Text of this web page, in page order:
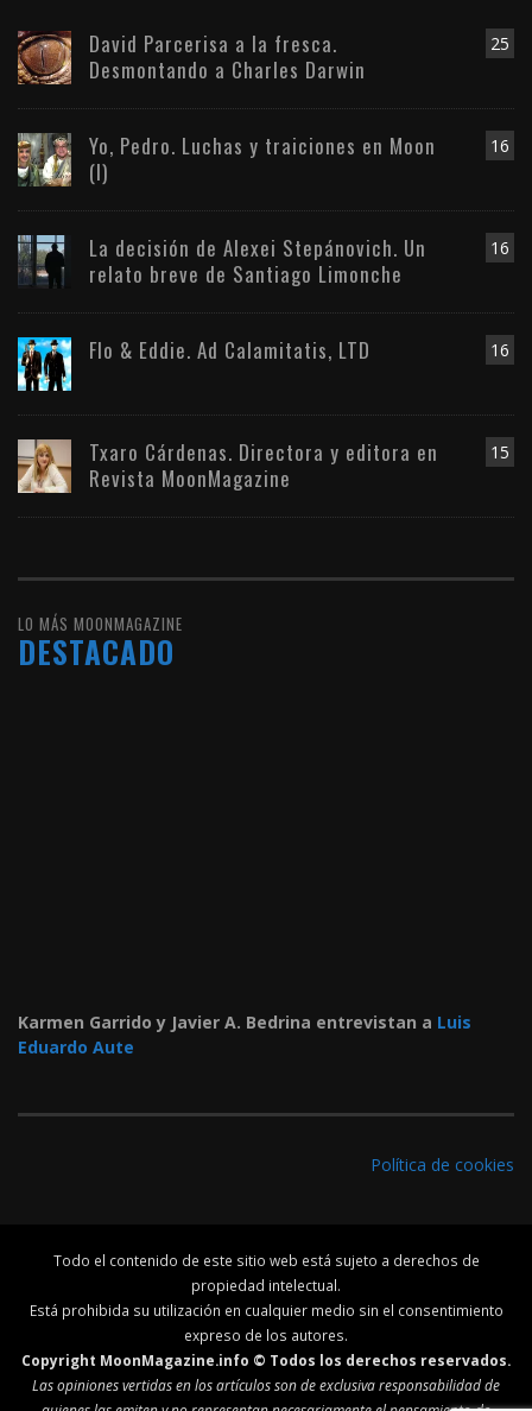
25
David Parcerisa a la fresca.
Desmontando a Charles Darwin
16
Yo, Pedro. Luchas y traiciones en Moon
(I)
16
La decisión de Alexei Stepánovich. Un
relato breve de Santiago Limonche
16
Flo & Eddie. Ad Calamitatis, LTD
15
Txaro Cárdenas. Directora y editora en
Revista MoonMagazine
LO MÁS MOONMAGAZINE
DESTACADO
Karmen Garrido y Javier A. Bedrina entrevistan a Luis
Eduardo Aute
Política de cookies
Todo el contenido de este sitio web está sujeto a derechos de
propiedad intelectual.
Está prohibida su utilización en cualquier medio sin el consentimiento
expreso de los autores.
Copyright MoonMagazine.info © Todos los derechos reservados.
Las opiniones vertidas en los artículos son de exclusiva responsabilidad de